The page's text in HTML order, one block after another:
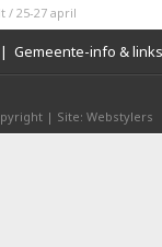
/ 25-27 april
| Gemeente-info & links
| Site: Webstylers